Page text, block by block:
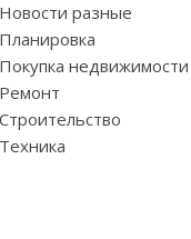
Новости разные
Планировка
Покупка недвижимости
Ремонт
Строительство
Техника